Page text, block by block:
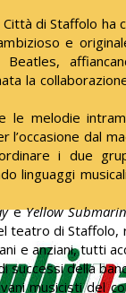
di Staffolo ha
e
la
le melodie
dal
i due
linguaggi
eYellow
teatro di Staffolo,
e anziani, tutti
successi della
musicisti del